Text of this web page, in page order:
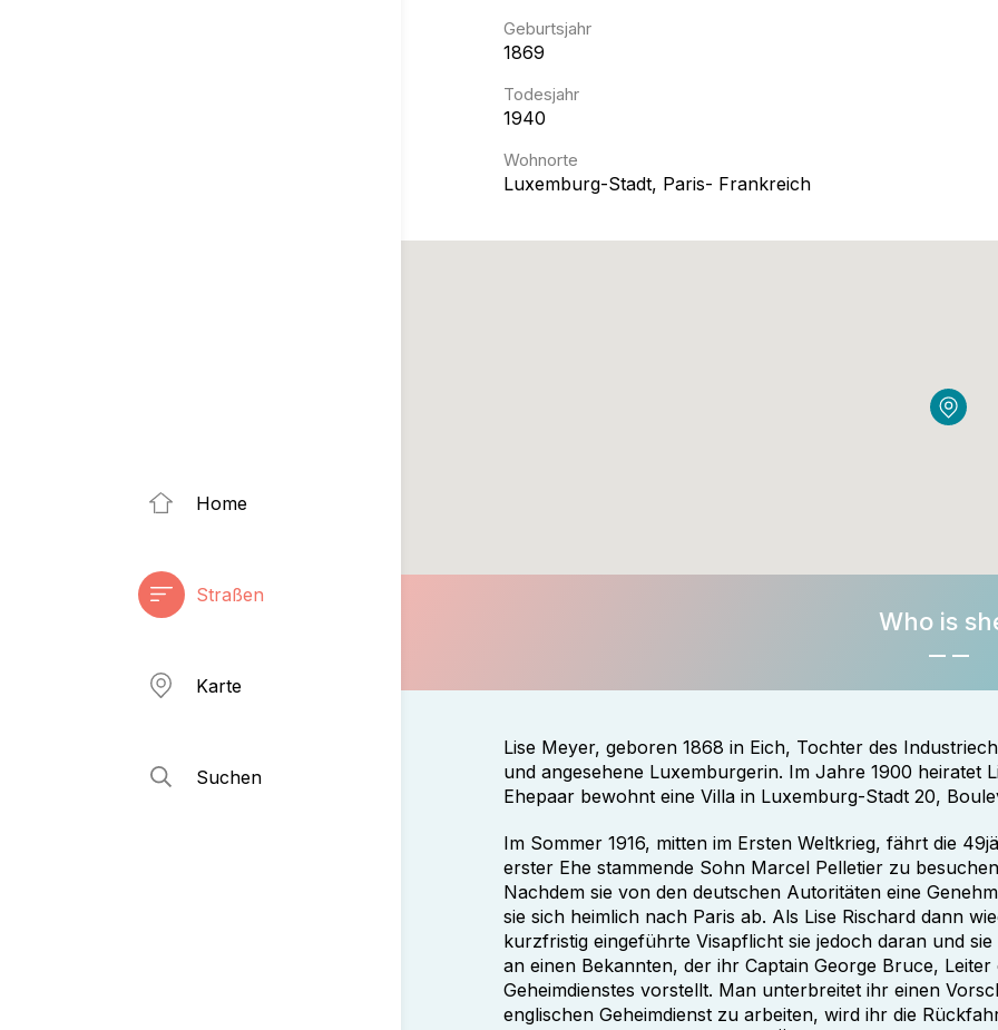
Home
Straßen
Karte
Suchen
Geburtsjahr
1869
Todesjahr
1940
Wohnorte
Luxemburg-Stadt, Paris- Frankreich
Who is
Lise Meyer, geboren 1868 in Eich, Tochter des
und angesehene Luxemburgerin. Im Jahre 1900 heiratet
Ehepaar bewohnt eine Villa in Luxemburg-Stadt 20,
Im Sommer 1916, mitten im Ersten Weltkrieg, fährt die
erster Ehe stammende Sohn Marcel Pelletier zu
Nachdem sie von den deutschen Autoritäten eine
sie sich heimlich nach Paris ab. Als Lise Rischard dann
kurzfristig eingeführte Visapflicht sie jedoch daran und
an einen Bekannten, der ihr Captain George Bruce,
Geheimdienstes vorstellt. Man unterbreitet ihr einen
englischen Geheimdienst zu arbeiten, wird ihr die